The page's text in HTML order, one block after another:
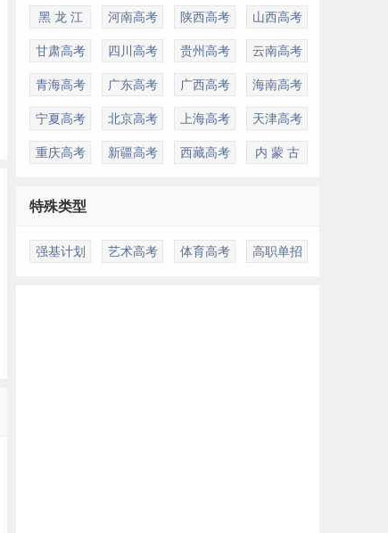
黑 龙 江 河南高考 陕西高考 山西高考
甘肃高考 四川高考 贵州高考 云南高考
青海高考 广东高考 广西高考 海南高考
宁夏高考 北京高考 上海高考 天津高考
重庆高考 新疆高考 西藏高考 内 蒙 古
特殊类型
强基计划 艺术高考 体育高考 高职单招